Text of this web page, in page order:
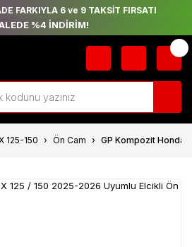
FARKIYLA 6 ve 9 TAKSİT FIRSATI
%4 İNDİRİM!
125-150 Ön Cam GP Kompozit Honda